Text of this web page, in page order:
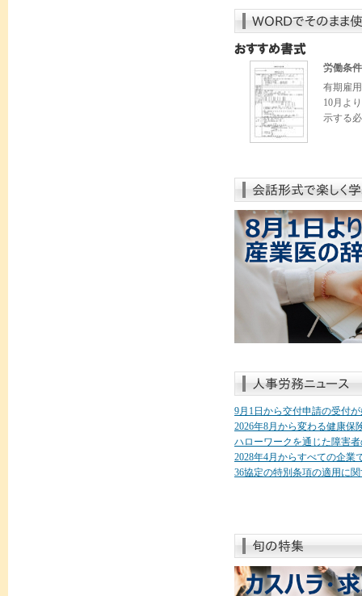
労働条
有期雇
10月よ
示する
9月1日から交付申請の受付
2026年8月から変わる健康保
ハローワークを通じた障害
2028年4月からすべての企業
36協定の特別条項の適用に